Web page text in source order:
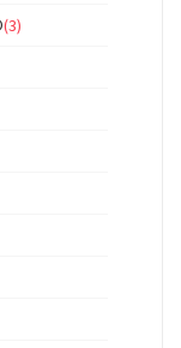
(3)